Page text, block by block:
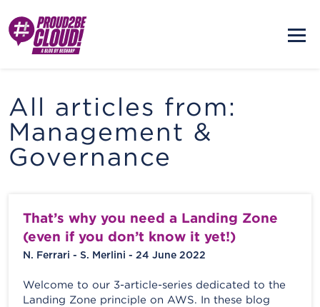
All articles from:
Management &
Governance
That’s why you need a Landing Zone
(even if you don’t know it yet!)
N. Ferrari - S. Merlini - 24 June 2022
Welcome to our 3-article-series dedicated to the
Landing Zone principle on AWS. In these blog